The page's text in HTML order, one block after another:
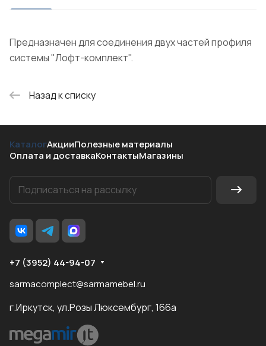
Предназначен для соединения двух частей профиля
системы "Лофт-комплект".
Назад к списку
КаталогАкцииПолезные материалы
Оплата и доставкаКонтактыМагазины
+7 (3952) 44-94-07
sarmacomplect@sarmamebel.ru
г.Иркутск, ул.Розы Люксембург, 166а